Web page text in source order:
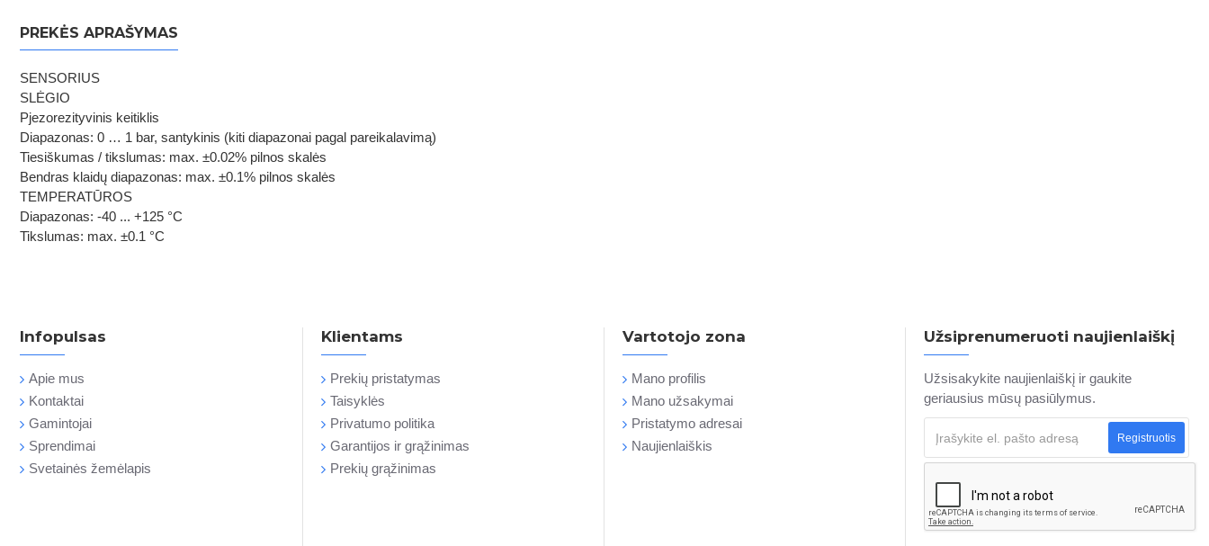
PREKĖS APRAŠYMAS
SENSORIUS
SLĖGIO
Pjezorezityvinis keitiklis
Diapazonas: 0 … 1 bar, santykinis (kiti diapazonai pagal pareikalavimą)
Tiesiškumas / tikslumas: max. ±0.02% pilnos skalės
Bendras klaidų diapazonas: max. ±0.1% pilnos skalės
TEMPERATŪROS
Diapazonas: -40 ... +125 °C
Tikslumas: max. ±0.1 °C
Infopulsas
Apie mus
Kontaktai
Gamintojai
Sprendimai
Svetainės žemėlapis
Klientams
Prekių pristatymas
Taisyklės
Privatumo politika
Garantijos ir grąžinimas
Prekių grąžinimas
Vartotojo zona
Mano profilis
Mano užsakymai
Pristatymo adresai
Naujienlaiškis
Užsiprenumeruoti naujienlaiškį
Užsisakykite naujienlaiškį ir gaukite
geriausius mūsų pasiūlymus.
Registruotis